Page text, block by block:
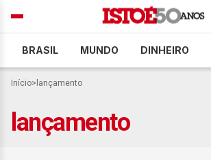
BRASIL MUNDO DINHEIRO
Início> lançamento
lançamento